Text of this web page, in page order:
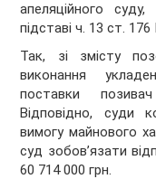
апеляційного
підставі ч. 13 ст.
Так, зі змісту
виконання
поставки
Відповідно, суди
вимогу майнового
суд зобов’язати
60 714 000 грн.